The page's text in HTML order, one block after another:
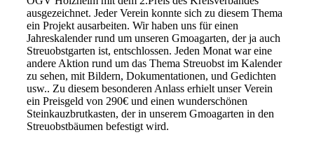
ausgezeichnet. Jeder Verein konnte sich zu diesem Thema
ein Projekt ausarbeiten. Wir haben uns für einen
Jahreskalender rund um unseren Gmoagarten, der ja auch
Streuobstgarten ist, entschlossen. Jeden Monat war eine
andere Aktion rund um das Thema Streuobst im Kalender
zu sehen, mit Bildern, Dokumentationen, und Gedichten
usw.. Zu diesem besonderen Anlass erhielt unser Verein
ein Preisgeld von 290€ und einen wunderschönen
Steinkauzbrutkasten, der in unserem Gmoagarten in den
Streuobstbäumen befestigt wird.